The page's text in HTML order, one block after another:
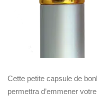
Cette petite capsule de
permettra d’emmener